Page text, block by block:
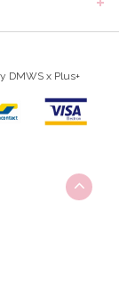
DMWS x Plus+